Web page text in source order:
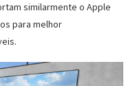
similarmente o Apple
para melhor